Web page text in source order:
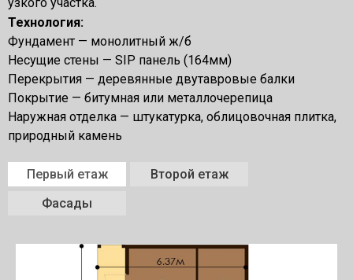
Технология:
Фундамент — монолитный ж/б
Несущие стены — SIP панель (164мм)
Перекрытия — деревянные двутавровые балки
Покрытие — битумная или металлочерепица
Наружная отделка — штукатурка, облицовочная плитка,
природный камень
Первый етаж
Второй етаж
Фасады